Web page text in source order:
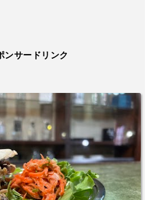
ンサードリンク